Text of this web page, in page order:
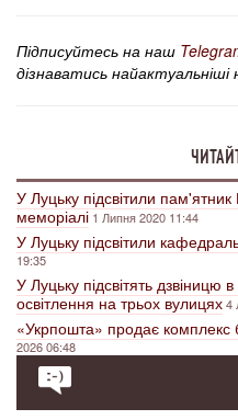
Підписуйтесь на наш
дізнаватись
У Луцьку підсвітили
меморіалі 1 Липня 2020 11:44
У Луцьку підсвітили
19:35
У Луцьку підсвітять дзвіницю
освітлення на трьох вулицях4
«Укрпошта» продає комплекс
2026 06:48